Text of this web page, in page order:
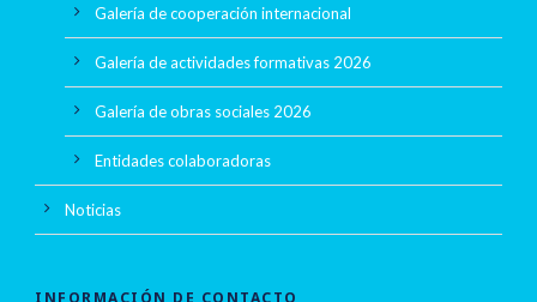
Galería de cooperación internacional
Galería de actividades formativas 2026
Galería de obras sociales 2026
Entidades colaboradoras
Noticias
INFORMACIÓN DE CONTACTO